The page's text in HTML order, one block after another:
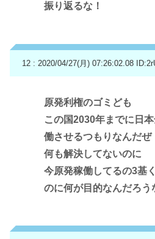
振り返るな！
12 : 2020/04/27(月) 07:26:02.08
原発利権のゴミども
この国2030年までに日
働させるつもりなんだぜ
何も解決してないのに
今原発稼働してるの3基
のに何が目的なんだろう